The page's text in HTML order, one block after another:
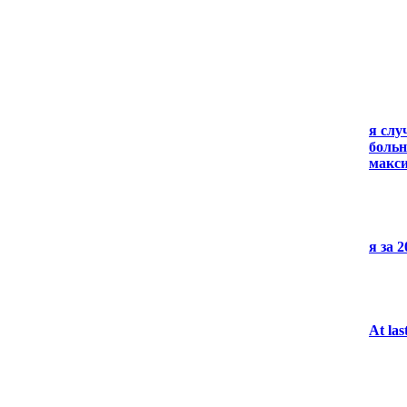
я
я за
At